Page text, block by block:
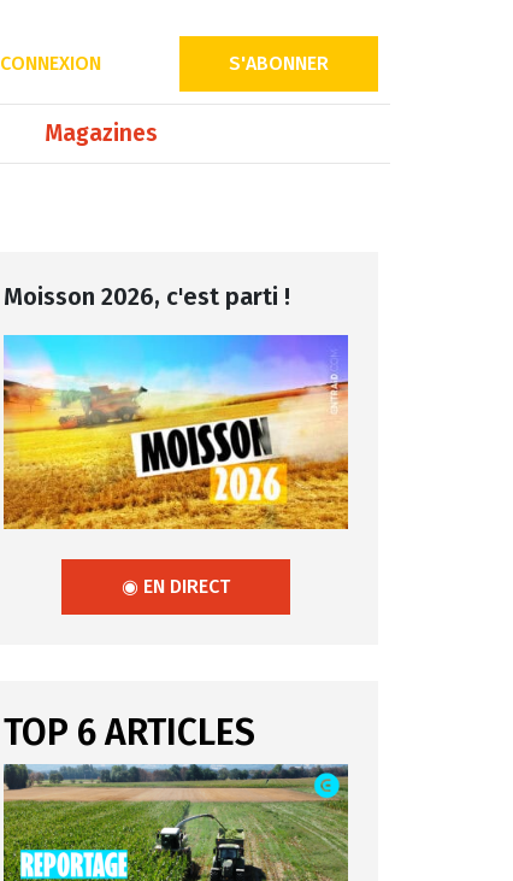
CONNEXION S'ABONNER
Magazines
Moisson 2026, c'est parti !
◉ EN DIRECT
TOP 6 ARTICLES